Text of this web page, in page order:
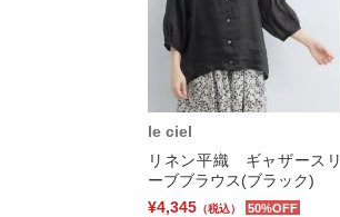
le ciel
リネン平織 ギャザースリ
ーブブラウス(ブラック)
¥4,345 （税込） 50%OFF